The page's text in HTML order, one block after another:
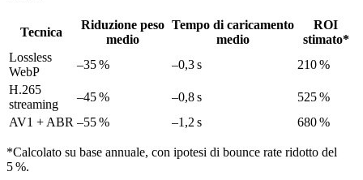
Tecnica
Riduzione peso
medio
Tempo di caricamento
medio
ROI
stimato*
Lossless
WebP
–35 % –0,3 s
210 %
H.265
streaming
–45 % –0,8 s
525 %
AV1 + ABR –55 % –1,2 s 680 %
*Calcolato su base annuale, con ipotesi di bounce rate ridotto del
5 %.